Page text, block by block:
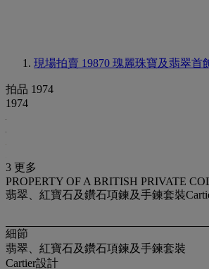
現場拍賣 19870 瑰麗珠寶及翡翠首
拍品 1974
1974
3 更多
PROPERTY OF A BRITISH PRIVATE
翡翠、紅寶石及鑽石項鍊及手鍊套裝
細節
翡翠、紅寶石及鑽石項鍊及手鍊套裝
Cartier設計